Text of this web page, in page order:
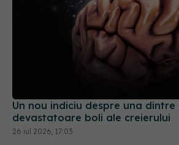
Un nou indiciu despre una dintre
devastatoare boli ale creierului